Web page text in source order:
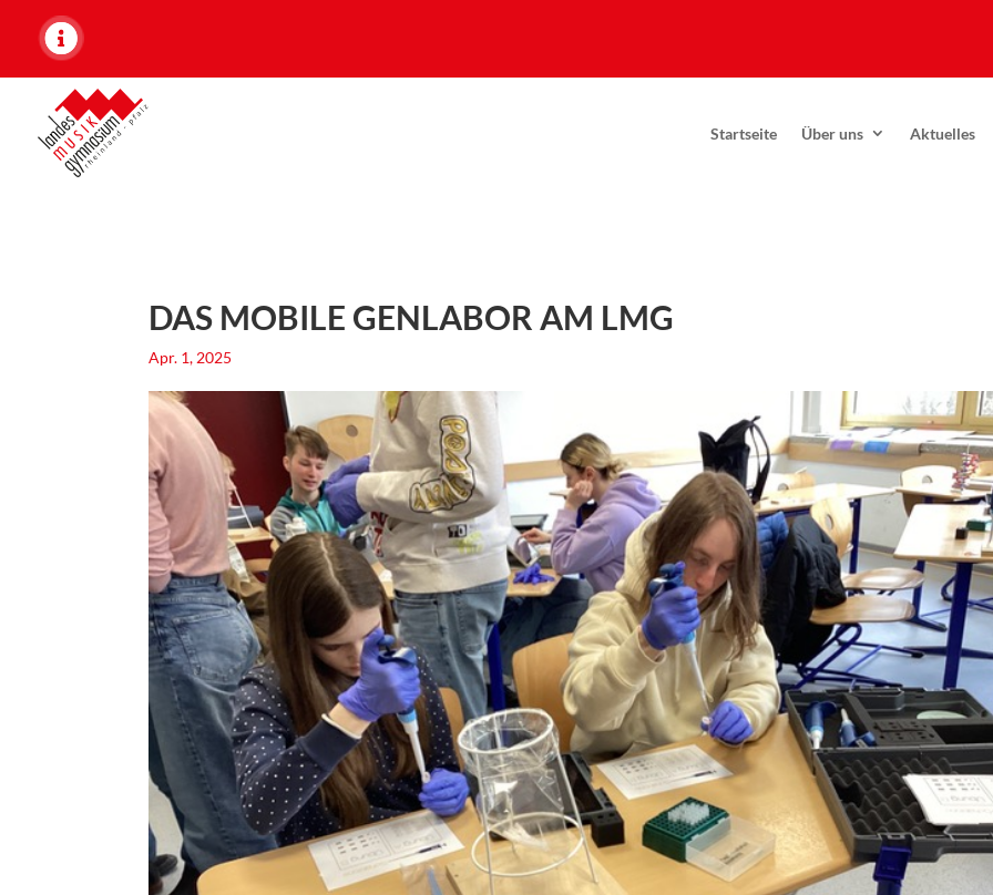
Startseite Über uns Aktuelles
DAS MOBILE GENLABOR AM LMG
Apr. 1, 2025